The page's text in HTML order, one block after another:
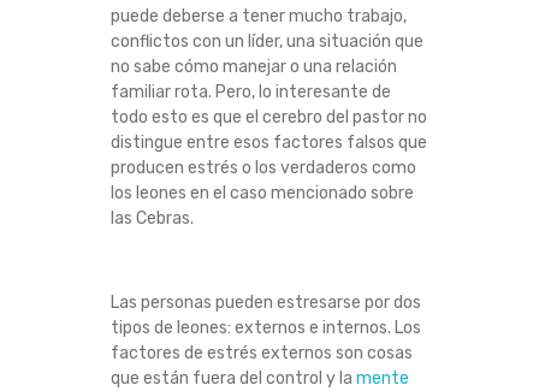
puede deberse a tener mucho trabajo,
conflictos con un líder, una situación que
no sabe cómo manejar o una relación
familiar rota. Pero, lo interesante de
todo esto es que el cerebro del pastor no
distingue entre esos factores falsos que
producen estrés o los verdaderos como
los leones en el caso mencionado sobre
las Cebras.
Las personas pueden estresarse por dos
tipos de leones: externos e internos. Los
factores de estrés externos son cosas
que están fuera del control y la mente